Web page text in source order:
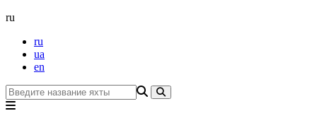
ru
ru
ua
en